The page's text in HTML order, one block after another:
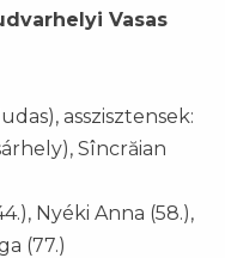
Vasas
asszisztensek:
Sîncrăian
Nyéki Anna (58.),
(77.)